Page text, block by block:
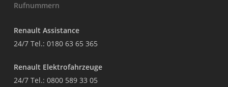
Rufnummern
Renault Assistance
24/7 Tel.: 0180 63 65 365
Renault Elektrofahrzeuge
24/7 Tel.: 0800 589 33 05